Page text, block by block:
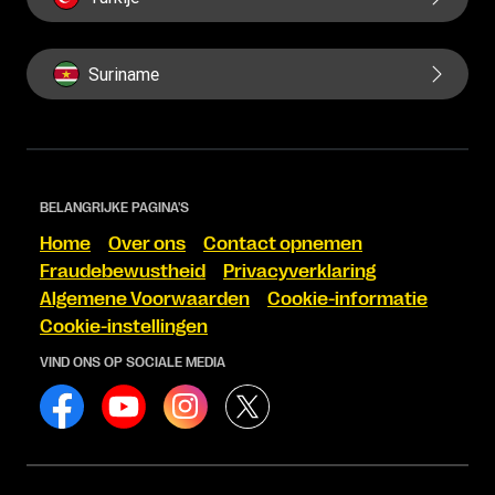
Suriname
BELANGRIJKE PAGINA'S
Home Over ons
Contact opnemen
Fraudebewustheid
Privacyverklaring
Algemene Voorwaarden
Cookie-informatie
Cookie-instellingen
VIND ONS OP SOCIALE MEDIA